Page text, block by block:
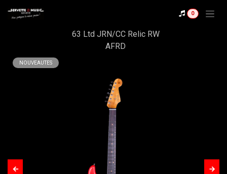
0
63 Ltd JRN/CC Relic RW
AFRD
NOUVEAUTES